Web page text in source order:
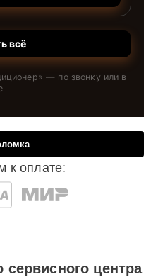
всё
» — по звонку или в
к оплате:
центра